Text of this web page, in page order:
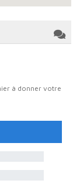
à donner votre